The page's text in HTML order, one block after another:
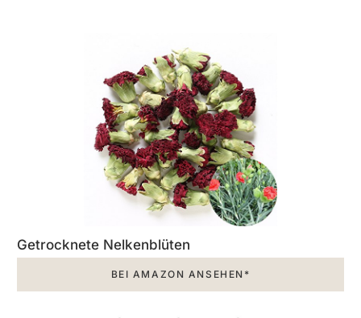
Getrocknete Nelkenblüten
BEI AMAZON ANSEHEN*